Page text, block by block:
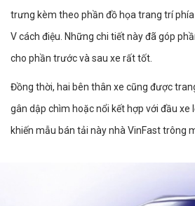
trưng kèm theo phần đồ họa trang trí
V cách điệu. Những chi tiết này đã góp
cho phần trước và sau xe rất tốt.
Đồng thời, hai bên thân xe cũng được
gân dập chìm hoặc nổi kết hợp với đầu xe
khiến mẫu bán tải này nhà VinFast trông